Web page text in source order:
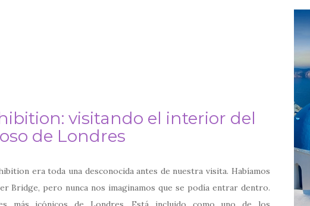
visitando el interior del
de Londres
era toda una desconocida antes de nuestra visita. Habíamos
Bridge, pero nunca nos imaginamos que se podía entrar dentro.